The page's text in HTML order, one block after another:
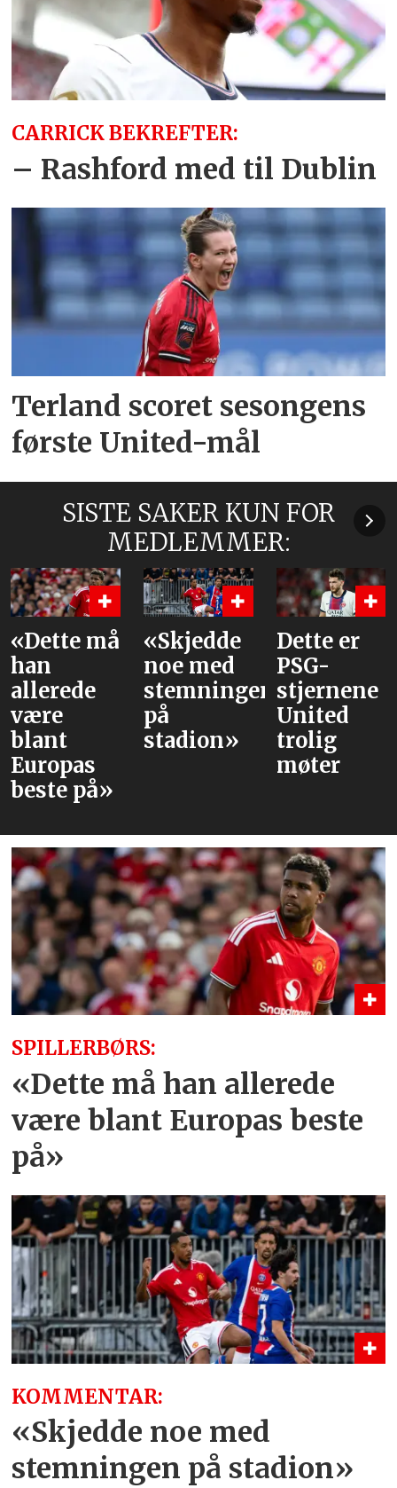
CARRICK BEKREFTER:
– Rashford med til Dublin
Terland scoret sesongens
første United-mål
SISTE SAKER KUN FOR
MEDLEMMER:
må
på»
«Skjedde
noe med
stemningen
stadion»
Dette er
PSG-
stjernene
United
trolig
Våre
av
mot
SPILLERBØRS:
«Dette må han allerede
være blant Europas beste
på»
KOMMENTAR:
«Skjedde noe med
stemningen på stadion»